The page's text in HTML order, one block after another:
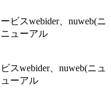
スwebider、nuweb(ニュ
ーアル